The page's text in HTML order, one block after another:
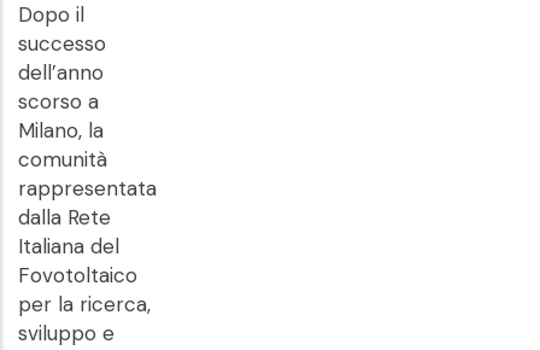
Dopo il
successo
dell’anno
scorso a
Milano, la
comunità
rappresentata
dalla Rete
Italiana del
Fovotoltaico
per la ricerca,
sviluppo e